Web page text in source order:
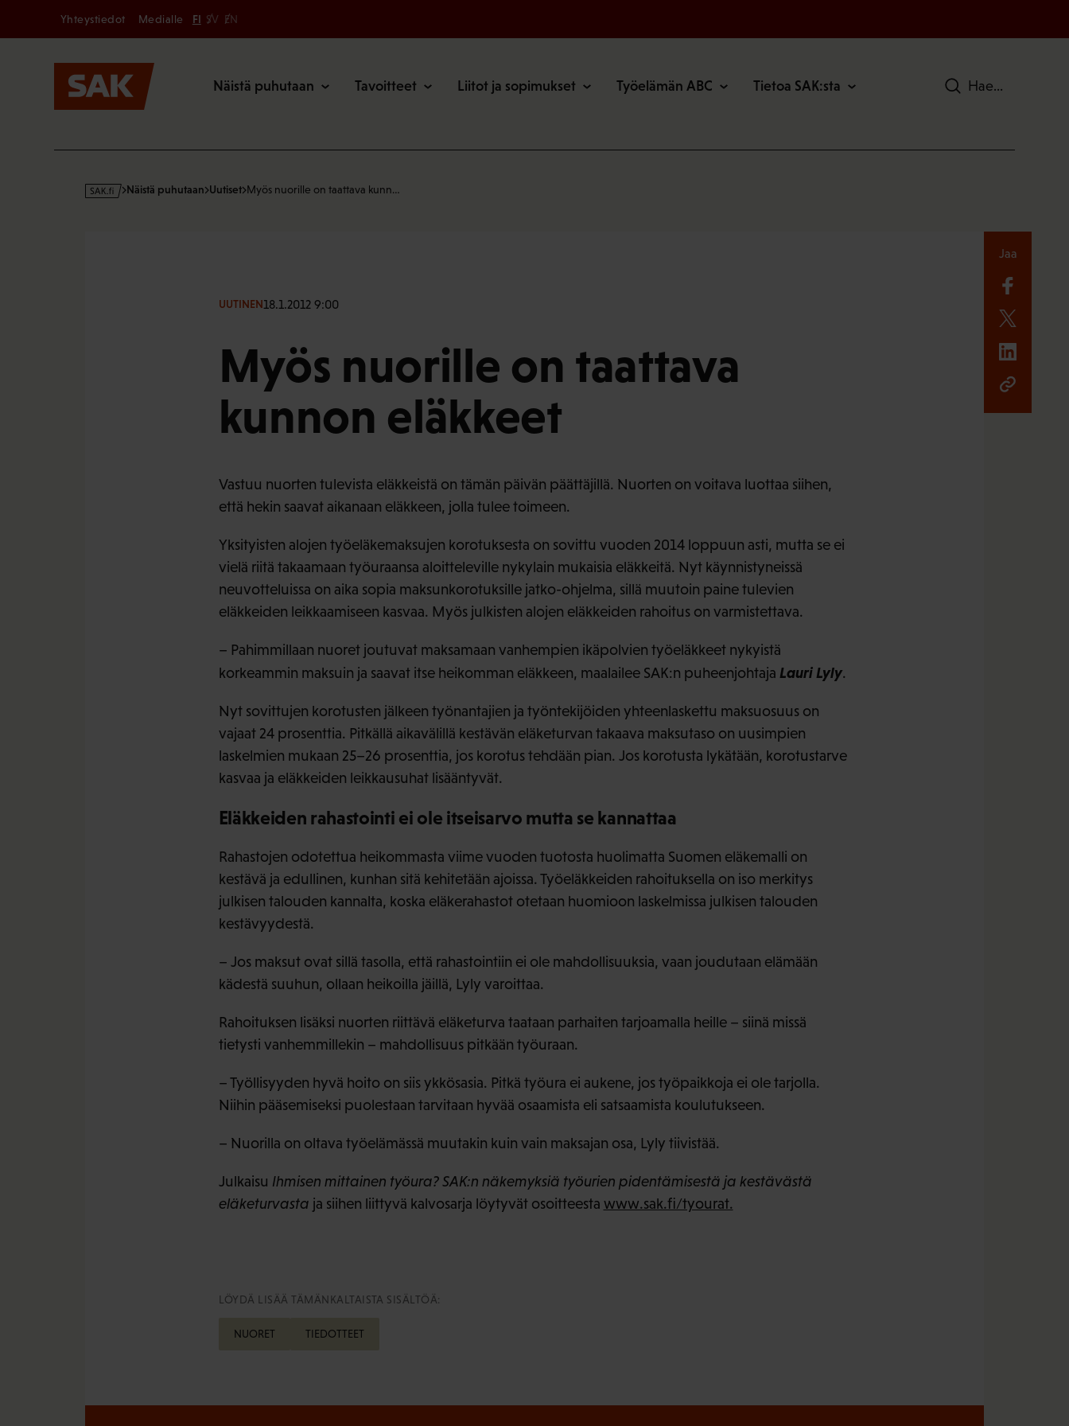
Secondary
Yhteystiedot Medialle FI SV EN
Näistä puhutaan Tavoitteet Liitot ja sopimukset Työelämän ABC Tietoa SAK:sta Hae
s
Näistä puhutaan Uutiset Myös nuorille on taattava kunn…
UUTINEN18.1.2012 9:00
Myös nuorille on taattava
kunnon eläkkeet
Vastuu nuorten tulevista eläkkeistä on tämän päivän päättäjillä. Nuorten on voitava luottaa siihen,
että hekin saavat aikanaan eläkkeen, jolla tulee toimeen.
Yksityisten alojen työeläkemaksujen korotuksesta on sovittu vuoden 2014 loppuun asti, mutta se ei
vielä riitä takaamaan työuraansa aloitteleville nykylain mukaisia eläkkeitä. Nyt käynnistyneissä
neuvotteluissa on aika sopia maksunkorotuksille jatko-ohjelma, sillä muutoin paine tulevien
eläkkeiden leikkaamiseen kasvaa. Myös julkisten alojen eläkkeiden rahoitus on varmistettava.
– Pahimmillaan nuoret joutuvat maksamaan vanhempien ikäpolvien työeläkkeet nykyistä
korkeammin maksuin ja saavat itse heikomman eläkkeen, maalailee SAK:n puheenjohtaja Lauri Lyly.
Nyt sovittujen korotusten jälkeen työnantajien ja työntekijöiden yhteenlaskettu maksuosuus on
vajaat 24 prosenttia. Pitkällä aikavälillä kestävän eläketurvan takaava maksutaso on uusimpien
laskelmien mukaan 25–26 prosenttia, jos korotus tehdään pian. Jos korotusta lykätään, korotustarve
kasvaa ja eläkkeiden leikkausuhat lisääntyvät.
Eläkkeiden rahastointi ei ole itseisarvo mutta se kannattaa
Rahastojen odotettua heikommasta viime vuoden tuotosta huolimatta Suomen eläkemalli on
kestävä ja edullinen, kunhan sitä kehitetään ajoissa. Työeläkkeiden rahoituksella on iso merkitys
julkisen talouden kannalta, koska eläkerahastot otetaan huomioon laskelmissa julkisen talouden
kestävyydestä.
– Jos maksut ovat sillä tasolla, että rahastointiin ei ole mahdollisuuksia, vaan joudutaan elämään
kädestä suuhun, ollaan heikoilla jäillä, Lyly varoittaa.
Rahoituksen lisäksi nuorten riittävä eläketurva taataan parhaiten tarjoamalla heille – siinä missä
tietysti vanhemmillekin – mahdollisuus pitkään työuraan.
– Työllisyyden hyvä hoito on siis ykkösasia. Pitkä työura ei aukene, jos työpaikkoja ei ole tarjolla.
Niihin pääsemiseksi puolestaan tarvitaan hyvää osaamista eli satsaamista koulutukseen.
– Nuorilla on oltava työelämässä muutakin kuin vain maksajan osa, Lyly tiivistää.
Julkaisu Ihmisen mittainen työura? SAK:n näkemyksiä työurien pidentämisestä ja kestävästä
eläketurvasta ja siihen liittyvä kalvosarja löytyvät osoitteesta www.sak.fi/tyourat.
LÖYDÄ LISÄÄ TÄMÄNKALTAISTA SISÄLTÖÄ:
NUORET TIEDOTTEET
Jaa